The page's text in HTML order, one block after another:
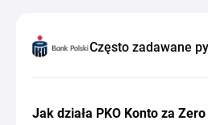
Często zadawane
Jak działa PKO Konto za Zero